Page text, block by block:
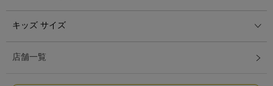
キッズ サイズ
店舗一覧